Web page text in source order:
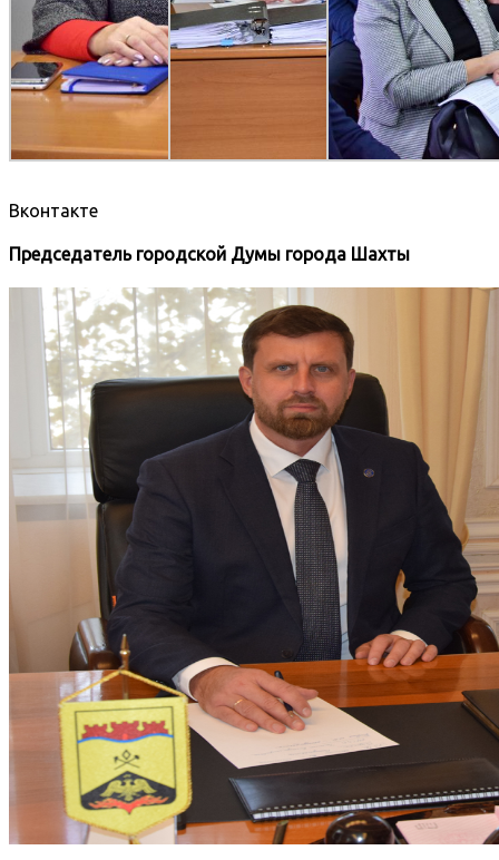
Вконтакте
Председатель городской Думы города Шахты